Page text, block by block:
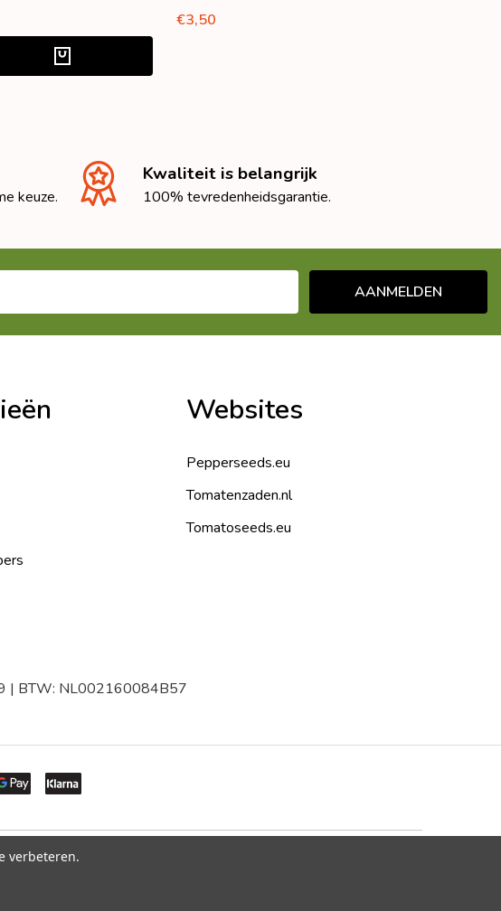
VERLAGEN VAN UNDEFINED
VERHOGEN VAN UNDEFINED
€3,50
keuze.
Kwaliteit is belangrijk
100% tevredenheidsgarantie.
AANMELDEN
Websites
Pepperseeds.eu
Tomatenzaden.nl
Tomatoseeds.eu
| BTW: NL002160084B57
verbeteren.